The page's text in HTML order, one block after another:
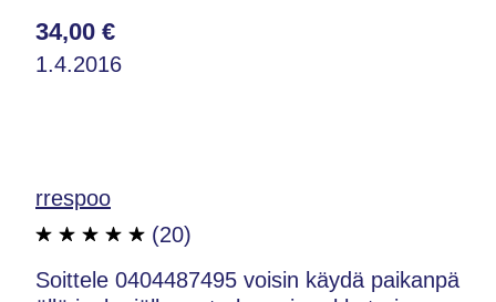
34,00 €
1.4.2016
rrespoo
(20)
Soittele 0404487495 voisin käydä paikanpä